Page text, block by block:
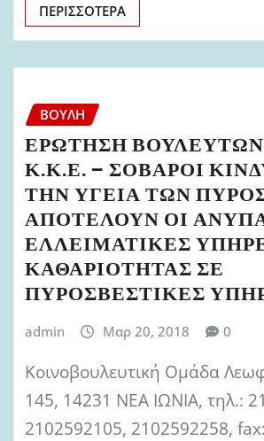
ΠΕΡΙΣΣΌΤΕΡΑ
ΒΟΥΛΉ
ΕΡΩΤΗΣΗ
Κ.Κ.Ε. – ΣΟΒΑΡΟΙ
ΤΗΝ ΥΓΕΙΑ ΤΩΝ
ΑΠΟΤΕΛΟΥΝ ΟΙ
ΕΛΛΕΙΜΑΤΙΚΕΣ
ΚΑΘΑΡΙΟΤΗΤΑΣ ΣΕ
ΠΥΡΟΣΒΕΣΤΙΚΕΣ
admin Μαρ 20, 2018 0
Κοινοβουλευτική Ομάδα
145, 14231 ΝΕΑ ΙΩΝΙΑ, τηλ.:
2102592105, 2102592258,